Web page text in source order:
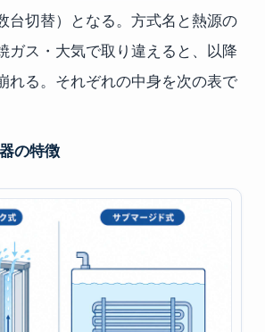
台切替）となる。方式名と熱源の
ガス・大気で取り違えると、以降
れる。それぞれの中身を次の表で
の特徴